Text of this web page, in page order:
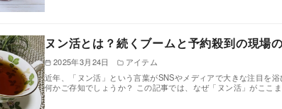
ヌン活とは？続くブームと予約殺到の現場
2025年3月24日
アイテム
近年、「ヌン活」という言葉がSNSやメディアで大きな注目を
何かご存知でしょうか？ この記事では、なぜ「ヌン活」がここ